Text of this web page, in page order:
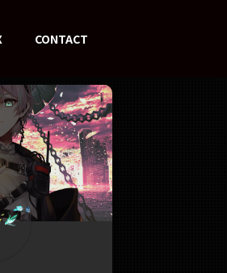
CONTACT